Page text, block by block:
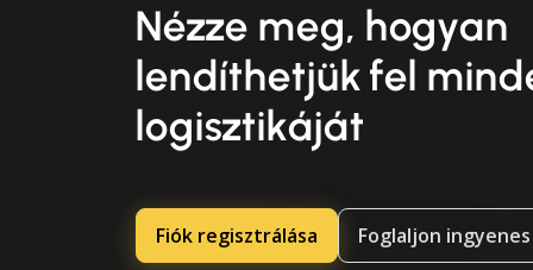
Nézze meg, hogyan
lendíthetjük fel
logisztikáját
Fiók regisztrálása Foglaljon